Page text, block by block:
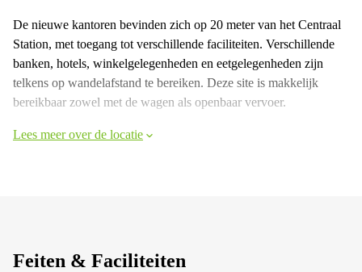
De nieuwe kantoren bevinden zich op 20 meter van het Centraal
Station, met toegang tot verschillende faciliteiten. Verschillende
banken, hotels, winkelgelegenheden en eetgelegenheden zijn
telkens op wandelafstand te bereiken. Deze site is makkelijk
bereikbaar zowel met de wagen als openbaar vervoer.
Lees meer over de locatie
Feiten & Faciliteiten